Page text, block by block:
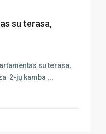
su terasa,
su terasa,
2-jų kamba ...